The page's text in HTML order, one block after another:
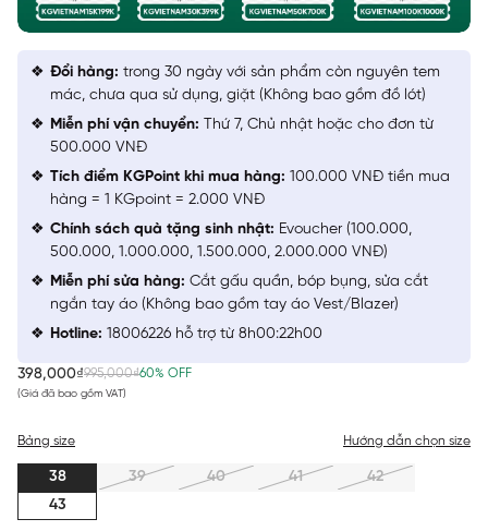
398,000₫995,000₫60% OFF
(Giá đã bao gồm VAT)
Bảng size Hướng dẫn chọn size
38 39 40 41
42
43
Đổi hàng: trong 30 ngày với sản phẩm còn nguyên tem
mác, chưa qua sử dụng, giặt (Không bao gồm đồ lót)
Miễn phí vận chuyển: Thứ 7, Chủ nhật hoặc cho đơn từ
500.000 VNĐ
Tích điểm KGPoint khi mua hàng: 100.000 VNĐ tiền mua
hàng = 1 KGpoint = 2.000 VNĐ
Chính sách quà tặng sinh nhật: Evoucher (100.000,
500.000, 1.000.000, 1.500.000, 2.000.000 VNĐ)
Miễn phí sửa hàng: Cắt gấu quần, bóp bụng, sửa cắt
ngắn tay áo (Không bao gồm tay áo Vest/Blazer)
Hotline: 18006226 hỗ trợ từ 8h00:22h00